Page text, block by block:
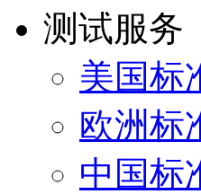
测试服务
美国标
欧洲标
中国标